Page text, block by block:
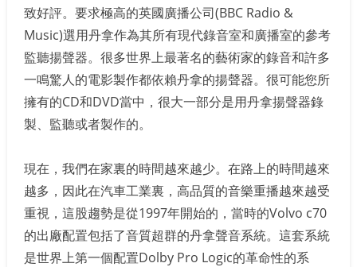
致好評。要求極高的英國廣播公司(BBC Radio &
Music)選用丹拿作為其所有現代錄音室和廣播室的參考
監聽揚聲器。很多世界上最著名的藝術家的錄音和許多
一鳴驚人的電影製作都依賴丹拿的揚聲器。很可能您所
擁有的CD和DVD當中，很大一部分是用丹拿揚聲器錄
製、監聽或者製作的。
現在，我們在家裏的時間越來越少。在路上的時間越來
越多，因此在汽車工業裏，高品質的音樂重播越來越受
重視，這股趨勢是從1997年開始的，當時的Volvo c70
的出廠配置包括了音質超群的丹拿聲音系統。這套系統
是世界上第一個配置Dolby Pro Logic的革命性的系